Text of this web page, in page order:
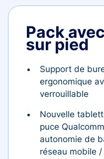
Pack
sur pied
Support de
ergonomique
verrouillable
Nouvelle
puce
autonomie de
réseau mobile /